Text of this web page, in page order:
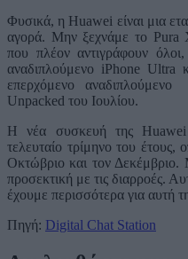
Φυσικά, η Huawei είναι μια
αγορά. Μην ξεχνάμε το Pura
που πλέον αντιγράφουν
αναδιπλούμενο iPhone Ultra
επερχόμενο
Unpacked του Ιουλίου.
Η νέα συσκευή της Huawei
τελευταίο τρίμηνο του
Οκτώβριο και τον
προσεκτική με τις διαρροές.
έχουμε περισσότερα για αυτή
Πηγή: Digital Chat Station